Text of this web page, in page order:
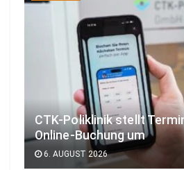
CTK-Poliklinik stellt
Online-Buchung um
6. AUGUST 2026